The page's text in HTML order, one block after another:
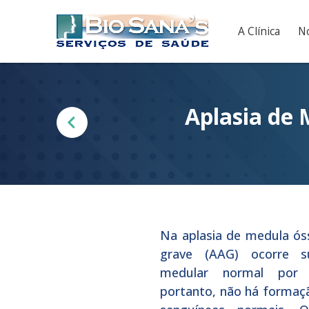
A Clínica
Aplasia de
Na aplasia de medula
grave (AAG) ocorre
medular normal
portanto, não há